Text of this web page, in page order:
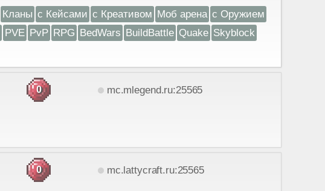
Кланы с Кейсами с Креативом Моб арена с Оружием
PVE PvP RPG BedWars BuildBattle Quake Skyblock
0 mc.mlegend.ru:25565
0 mc.lattycraft.ru:25565